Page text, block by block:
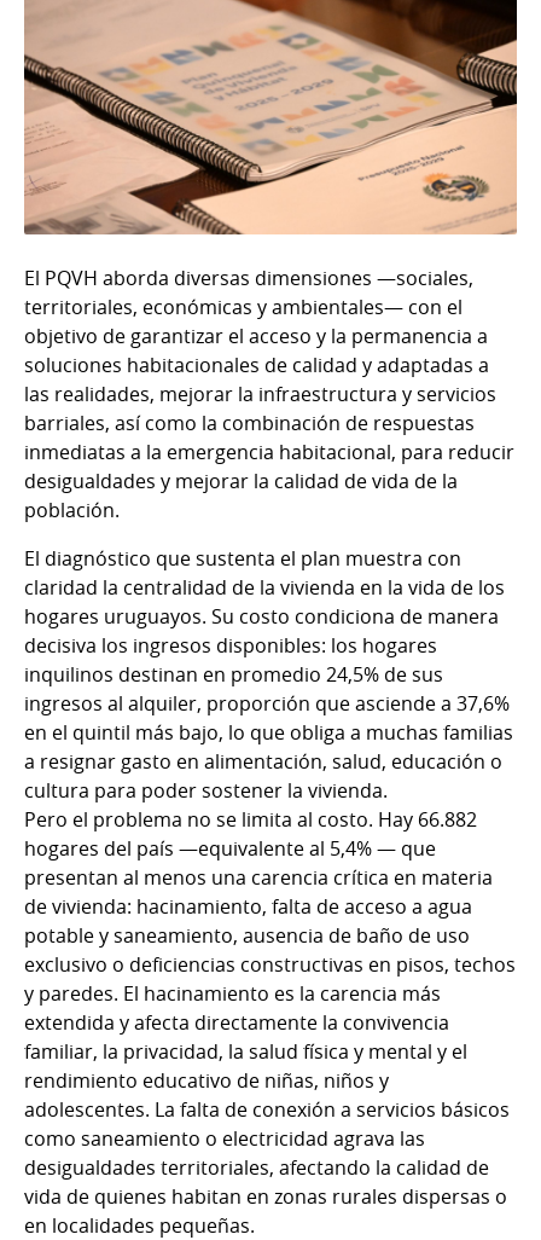
El PQVH aborda diversas dimensiones —sociales,
territoriales, económicas y ambientales— con el
objetivo de garantizar el acceso y la permanencia a
soluciones habitacionales de calidad y adaptadas a
las realidades, mejorar la infraestructura y servicios
barriales, así como la combinación de respuestas
inmediatas a la emergencia habitacional, para reducir
desigualdades y mejorar la calidad de vida de la
población.
El diagnóstico que sustenta el plan muestra con
claridad la centralidad de la vivienda en la vida de los
hogares uruguayos. Su costo condiciona de manera
decisiva los ingresos disponibles: los hogares
inquilinos destinan en promedio 24,5% de sus
ingresos al alquiler, proporción que asciende a 37,6%
en el quintil más bajo, lo que obliga a muchas familias
a resignar gasto en alimentación, salud, educación o
cultura para poder sostener la vivienda.
Pero el problema no se limita al costo. Hay 66.882
hogares del país —equivalente al 5,4% — que
presentan al menos una carencia crítica en materia
de vivienda: hacinamiento, falta de acceso a agua
potable y saneamiento, ausencia de baño de uso
exclusivo o deficiencias constructivas en pisos, techos
y paredes. El hacinamiento es la carencia más
extendida y afecta directamente la convivencia
familiar, la privacidad, la salud física y mental y el
rendimiento educativo de niñas, niños y
adolescentes. La falta de conexión a servicios básicos
como saneamiento o electricidad agrava las
desigualdades territoriales, afectando la calidad de
vida de quienes habitan en zonas rurales dispersas o
en localidades pequeñas.